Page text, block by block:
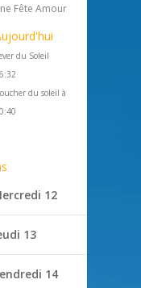
Fête Amour
du Soleil
du soleil à
12
13
14